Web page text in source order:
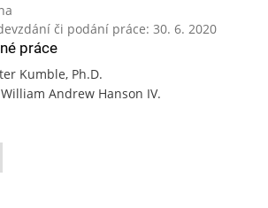
či podání práce: 30. 6. 2020
práce
Kumble, Ph.D.
Andrew Hanson IV.